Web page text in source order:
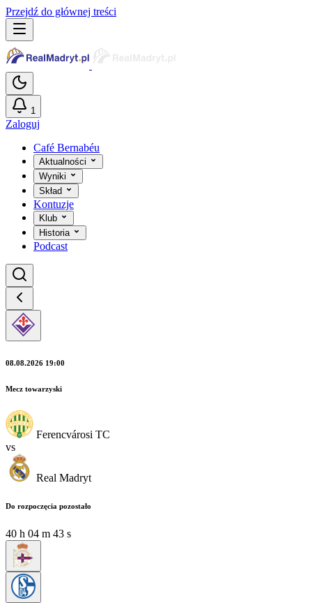
Przejdź do głównej treści
1
Zaloguj
Café Bernabéu
Aktualności
Wyniki
Skład
Kontuzje
Klub
Historia
Podcast
08.08.2026 19:00
Mecz towarzyski
Ferencvárosi TC
vs
Real Madryt
Do rozpoczęcia pozostało
40 h 04 m 42 s